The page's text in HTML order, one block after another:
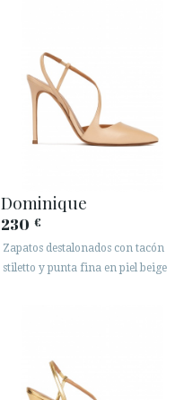
Dominique
230 €
Zapatos destalonados con tacón
stiletto y punta fina en piel beige